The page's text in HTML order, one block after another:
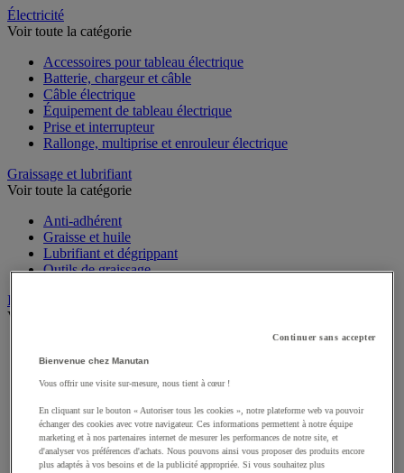
Électricité
Voir toute la catégorie
Accessoires pour tableau électrique
Batterie, chargeur et câble
Câble électrique
Équipement de tableau électrique
Prise et interrupteur
Rallonge, multiprise et enrouleur électrique
Graissage et lubrifiant
Voir toute la catégorie
Anti-adhérent
Graisse et huile
Lubrifiant et dégrippant
Outils de graissage
Instrument de mesure
Voir toute la catégorie
Compteur et compteur-métreur
Dynamomètre
Instrument de mesure de laboratoire
Mesure de distance
Mesure de la vitesse
Mesure de l'environnement
Continuer sans accepter
Bienvenue chez Manutan
Vous offrir une visite sur-mesure, nous tient à cœur !
En cliquant sur le bouton « Autoriser tous les cookies », notre plateforme web va pouvoir
échanger des cookies avec votre navigateur. Ces informations permettent à notre équipe
marketing et à nos partenaires internet de mesurer les performances de notre site, et
d'analyser vos préférences d'achats. Nous pouvons ainsi vous proposer des produits encore
plus adaptés à vos besoins et de la publicité appropriée. Si vous souhaitez plus